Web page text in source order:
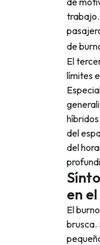
trabajo.
de
El
límites
del
del
en
El
brusca.